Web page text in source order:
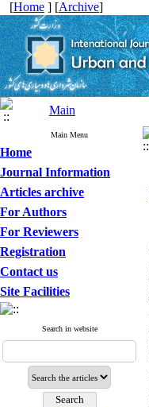
[Home ] [Archive]
Main
Main Menu
Home
Journal Information
Articles archive
For Authors
For Reviewers
Registration
Contact us
Site Facilities
Search in website